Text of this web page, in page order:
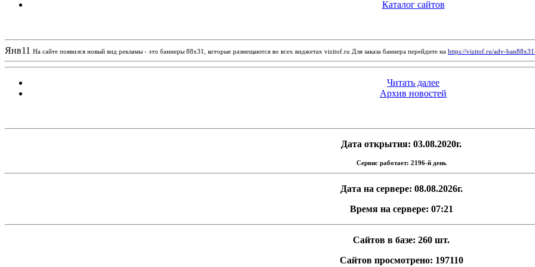
Каталог сайтов
Янв11 На сайте появился новый вид рекламы - это баннеры 88х31, которые размещаются во всех виджетах vizitof.ru Для заказа баннера перейдите на https://vizitof.ru/adv-
Читать далее
Архив новостей
Дата открытия: 03.08.2020г.
Сервис работает: 2196-й день
Дата на сервере: 08.08.2026г.
Время на сервере: 07:21
Сайтов в базе: 260 шт.
Сайтов просмотрено: 197110